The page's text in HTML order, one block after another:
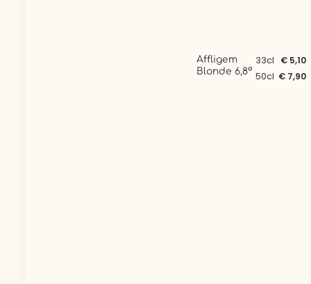
Affligem
Blonde 6,8°
33cl
€ 5,10
50cl € 7,90